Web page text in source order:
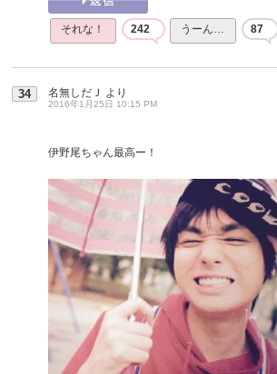
それな！ 242 うーん… 87
34 名無しだＪ より
2016年1月25日 10:15 PM
伊野尾ちゃん最高ー！